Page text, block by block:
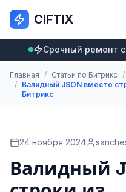
CIFTIX
Срочный ремонт
Главная / Статьи по Битрикс /
/ Валидный JSON вместо
Битрикс
24 ноября 2024
Валидный